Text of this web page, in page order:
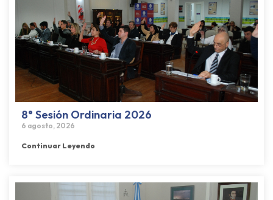
8° Sesión Ordinaria 2026
6 agosto, 2026
Continuar Leyendo